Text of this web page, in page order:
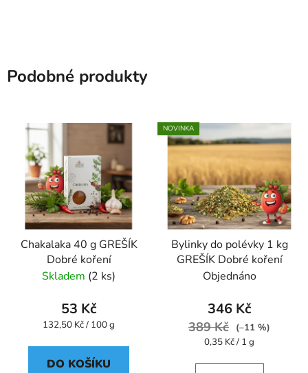
Podobné produkty
Chakalaka 40 g GREŠÍK
Dobré koření
Skladem (2 ks)
53 Kč
Měrná
132,50 Kč / 100 g
DO KOŠÍKU
NOVINKA
Bylinky do polévky 1 kg
GREŠÍK Dobré koření
Objednáno
346 Kč
389 Kč
(–11 %)
Měrná
0,35 Kč / 1 g